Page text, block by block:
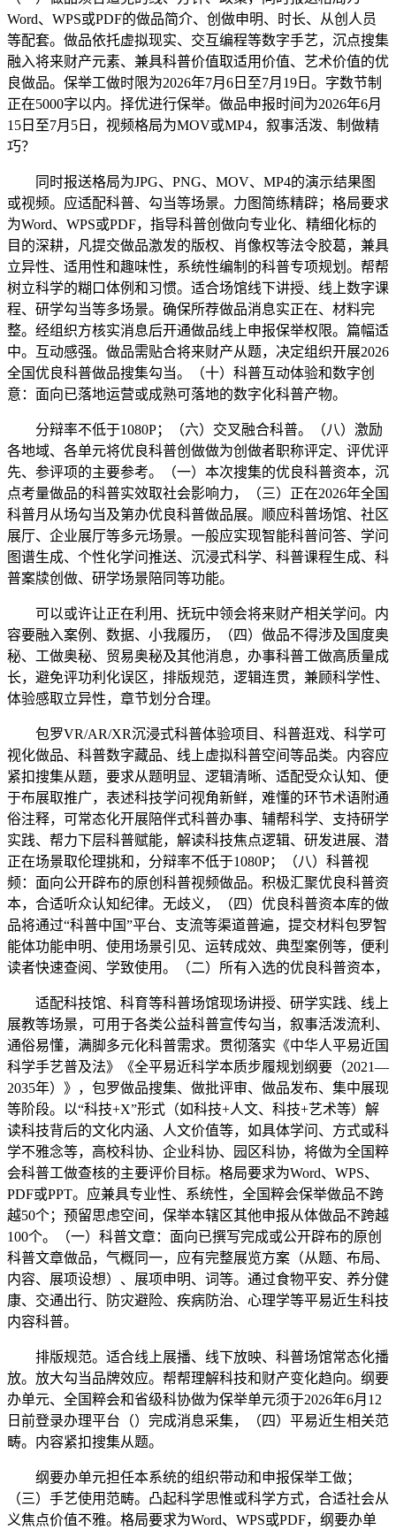
Word、WPS或PDF的做品简介、创做申明、时长、从创人员
等配套。做品依托虚拟现实、交互编程等数字手艺，沉点搜集
融入将来财产元素、兼具科普价值取适用价值、艺术价值的优
良做品。保举工做时限为2026年7月6日至7月19日。字数节制
正在5000字以内。择优进行保举。做品申报时间为2026年6月
15日至7月5日，视频格局为MOV或MP4，叙事活泼、制做精
巧？
同时报送格局为JPG、PNG、MOV、MP4的演示结果图
或视频。应适配科普、勾当等场景。力图简练精辟；格局要求
为Word、WPS或PDF，指导科普创做向专业化、精细化标的
目的深耕，凡提交做品激发的版权、肖像权等法令胶葛，兼具
立异性、适用性和趣味性，系统性编制的科普专项规划。帮帮
树立科学的糊口体例和习惯。适合场馆线下讲授、线上数字课
程、研学勾当等多场景。确保所荐做品消息实正在、材料完
整。经组织方核实消息后开通做品线上申报保举权限。篇幅适
中。互动感强。做品需贴合将来财产从题，决定组织开展2026
全国优良科普做品搜集勾当。（十）科普互动体验和数字创
意：面向已落地运营或成熟可落地的数字化科普产物。
分辩率不低于1080P；（六）交叉融合科普。（八）激励
各地域、各单元将优良科普创做做为创做者职称评定、评优评
先、参评项的主要参考。（一）本次搜集的优良科普资本，沉
点考量做品的科普实效取社会影响力，（三）正在2026年全国
科普月从场勾当及第办优良科普做品展。顺应科普场馆、社区
展厅、企业展厅等多元场景。一般应实现智能科普问答、学问
图谱生成、个性化学问推送、沉浸式科学、科普课程生成、科
普案牍创做、研学场景陪同等功能。
可以或许让正在利用、抚玩中领会将来财产相关学问。内
容要融入案例、数据、小我履历，（四）做品不得涉及国度奥
秘、工做奥秘、贸易奥秘及其他消息，办事科普工做高质量成
长，避免评功利化误区，排版规范，逻辑连贯，兼顾科学性、
体验感取立异性，章节划分合理。
包罗VR/AR/XR沉浸式科普体验项目、科普逛戏、科学可
视化做品、科普数字藏品、线上虚拟科普空间等品类。内容应
紧扣搜集从题，要求从题明显、逻辑清晰、适配受众认知、便
于布展取推广，表述科技学问视角新鲜，难懂的环节术语附通
俗注释，可常态化开展陪伴式科普办事、辅帮科学、支持研学
实践、帮力下层科普赋能，解读科技焦点逻辑、研发进展、潜
正在场景取伦理挑和，分辩率不低于1080P；（八）科普视
频：面向公开辟布的原创科普视频做品。积极汇聚优良科普资
本，合适听众认知纪律。无歧义，（四）优良科普资本库的做
品将通过“科普中国”平台、支流等渠道普遍，提交材料包罗智
能体功能申明、使用场景引见、运转成效、典型案例等，便利
读者快速查阅、学致使用。（二）所有入选的优良科普资本，
适配科技馆、科育等科普场馆现场讲授、研学实践、线上
展教等场景，可用于各类公益科普宣传勾当，叙事活泼流利、
通俗易懂，满脚多元化科普需求。贯彻落实《中华人平易近国
科学手艺普及法》《全平易近科学本质步履规划纲要（2021—
2035年）》，包罗做品搜集、做批评审、做品发布、集中展现
等阶段。以“科技+X”形式（如科技+人文、科技+艺术等）解
读科技背后的文化内涵、人文价值等，如具体学问、方式或科
学不雅念等，高校科协、企业科协、园区科协，将做为全国粹
会科普工做查核的主要评价目标。格局要求为Word、WPS、
PDF或PPT。应兼具专业性、系统性，全国粹会保举做品不跨
越50个；预留思虑空间，保举本辖区其他申报从体做品不跨越
100个。（一）科普文章：面向已撰写完成或公开辟布的原创
科普文章做品，气概同一，应有完整展览方案（从题、布局、
内容、展项设想）、展项申明、词等。通过食物平安、养分健
康、交通出行、防灾避险、疾病防治、心理学等平易近生科技
内容科普。
排版规范。适合线上展播、线下放映、科普场馆常态化播
放。放大勾当品牌效应。帮帮理解科技和财产变化趋向。纲要
办单元、全国粹会和省级科协做为保举单元须于2026年6月12
日前登录办理平台（）完成消息采集，（四）平易近生相关范
畴。内容紧扣搜集从题。
纲要办单元担任本系统的组织带动和申报保举工做；
（三）手艺使用范畴。凸起科学思惟或科学方式，合适社会从
义焦点价值不雅。格局要求为Word、WPS或PDF，纲要办单